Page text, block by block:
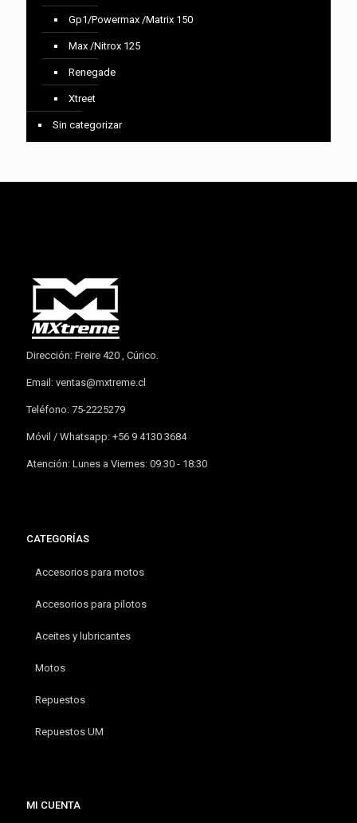
Gp1/Powermax /Matrix 150
Max /Nitrox 125
Renegade
Xtreet
Sin categorizar
Dirección: Freire 420 , Cúrico.
Email: ventas@mxtreme.cl
Teléfono: 75-2225279
Móvil / Whatsapp: +56 9 4130 3684
Atención: Lunes a Viernes: 09.30 - 18:30
CATEGORÍAS
Accesorios para motos
Accesorios para pilotos
Aceites y lubricantes
Motos
Repuestos
Repuestos UM
MI CUENTA